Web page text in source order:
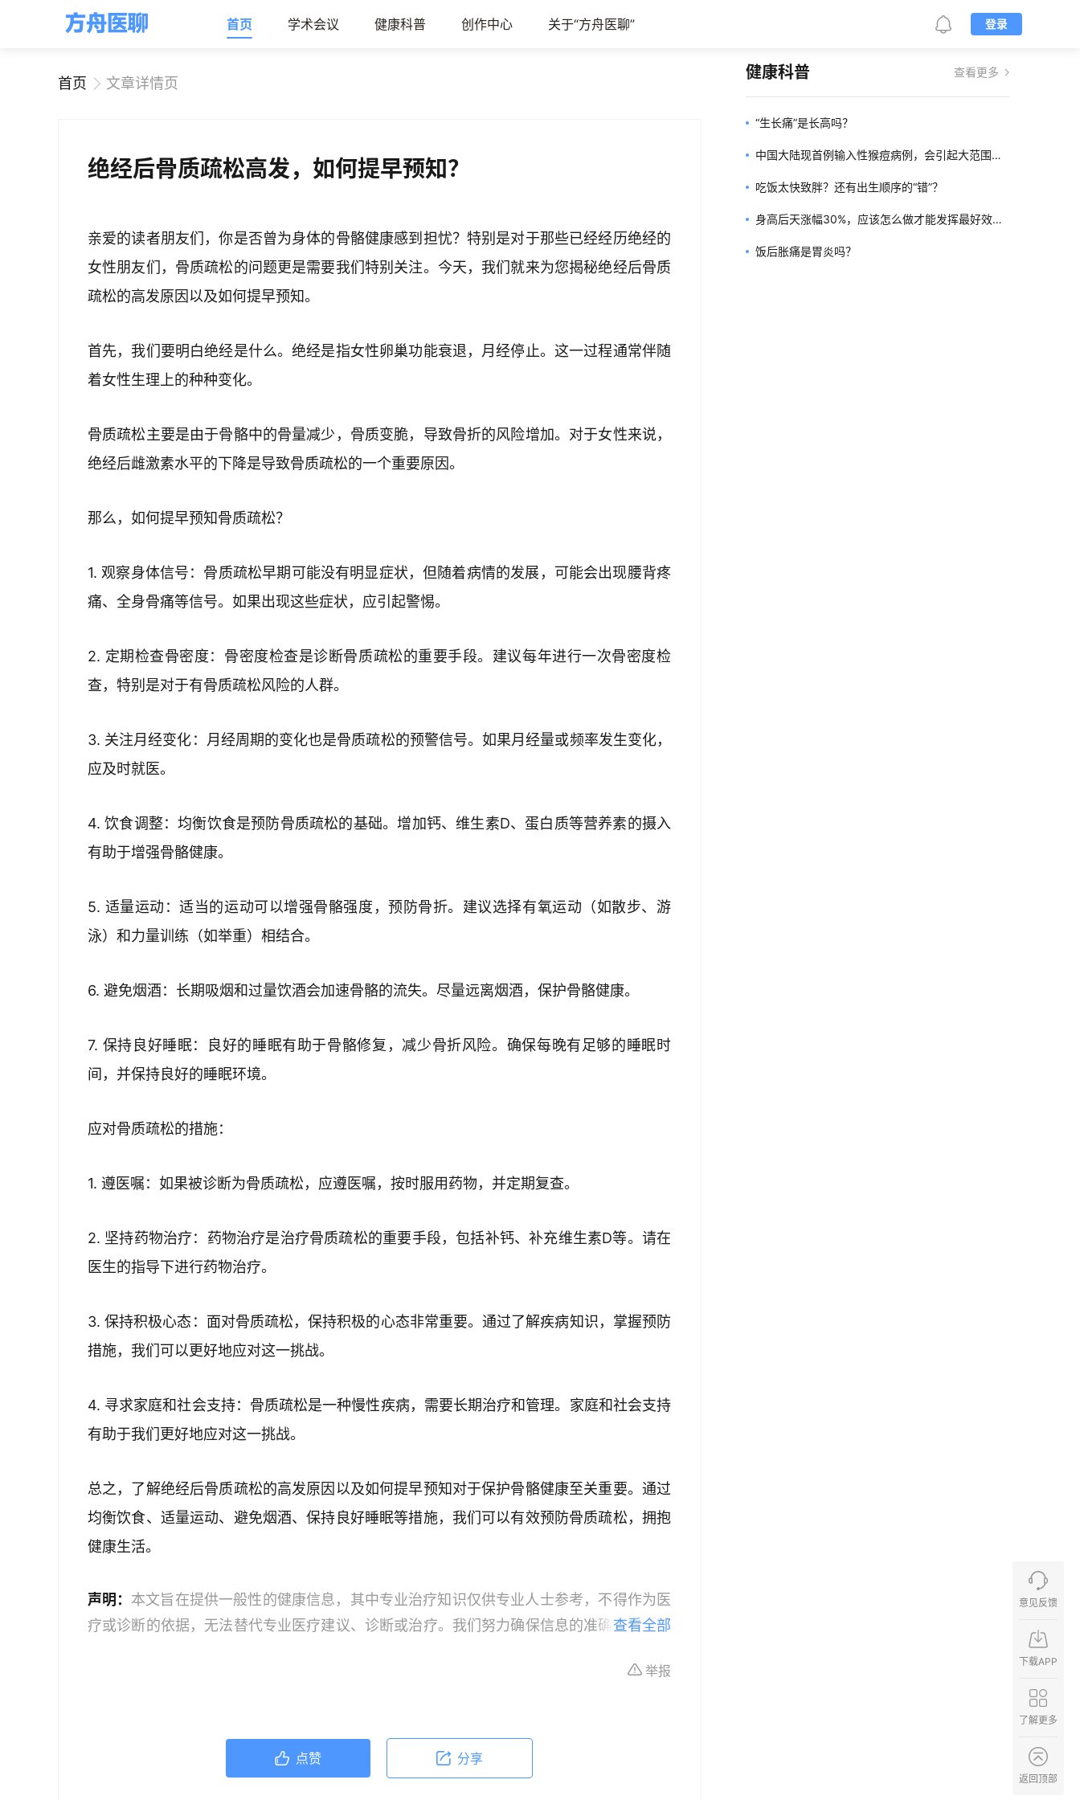
首页 学术会议 健康科普 创作中心 关于“方舟医聊” 登录
首页 文章详情页
绝经后骨质疏松高发，如何提早预知？
亲爱的读者朋友们，你是否曾为身体的骨骼健康感到担忧？特别是对于那些已经经历绝经的
女性朋友们，骨质疏松的问题更是需要我们特别关注。今天，我们就来为您揭秘绝经后骨质
疏松的高发原因以及如何提早预知。
首先，我们要明白绝经是什么。绝经是指女性卵巢功能衰退，月经停止。这一过程通常伴随
着女性生理上的种种变化。
骨质疏松主要是由于骨骼中的骨量减少，骨质变脆，导致骨折的风险增加。对于女性来说，
绝经后雌激素水平的下降是导致骨质疏松的一个重要原因。
那么，如何提早预知骨质疏松？
1. 观察身体信号：骨质疏松早期可能没有明显症状，但随着病情的发展，可能会出现腰背疼
痛、全身骨痛等信号。如果出现这些症状，应引起警惕。
2. 定期检查骨密度：骨密度检查是诊断骨质疏松的重要手段。建议每年进行一次骨密度检
查，特别是对于有骨质疏松风险的人群。
3. 关注月经变化：月经周期的变化也是骨质疏松的预警信号。如果月经量或频率发生变化，
应及时就医。
4. 饮食调整：均衡饮食是预防骨质疏松的基础。增加钙、维生素D、蛋白质等营养素的摄入
有助于增强骨骼健康。
5. 适量运动：适当的运动可以增强骨骼强度，预防骨折。建议选择有氧运动（如散步、游
泳）和力量训练（如举重）相结合。
6. 避免烟酒：长期吸烟和过量饮酒会加速骨骼的流失。尽量远离烟酒，保护骨骼健康。
7. 保持良好睡眠：良好的睡眠有助于骨骼修复，减少骨折风险。确保每晚有足够的睡眠时
间，并保持良好的睡眠环境。
应对骨质疏松的措施：
1. 遵医嘱：如果被诊断为骨质疏松，应遵医嘱，按时服用药物，并定期复查。
2. 坚持药物治疗：药物治疗是治疗骨质疏松的重要手段，包括补钙、补充维生素D等。请在
医生的指导下进行药物治疗。
3. 保持积极心态：面对骨质疏松，保持积极的心态非常重要。通过了解疾病知识，掌握预防
措施，我们可以更好地应对这一挑战。
4. 寻求家庭和社会支持：骨质疏松是一种慢性疾病，需要长期治疗和管理。家庭和社会支持
有助于我们更好地应对这一挑战。
总之，了解绝经后骨质疏松的高发原因以及如何提早预知对于保护骨骼健康至关重要。通过
均衡饮食、适量运动、避免烟酒、保持良好睡眠等措施，我们可以有效预防骨质疏松，拥抱
健康生活。
声明： 本文旨在提供一般性的健康信息，其中专业治疗知识仅供专业人士参考，不得作为医
疗或诊断的依据，无法替代专业医疗建议、诊断或治疗。我们努力确保信息的准确性，但本
策时，应咨询合格的医疗专业人员。对于依据本文内容采取的任何行动，本文作者、出版方
查看全部
举报
点赞 分享
健康科普 查看更多
“生长痛”是长高吗？
中国大陆现首例输入性猴痘病例，会引起大范围传
播吗？
吃饭太快致胖？还有出生顺序的“错”？
身高后天涨幅30%，应该怎么做才能发挥最好效
果？
饭后胀痛是胃炎吗？
意见反馈
下载APP
了解更多
返回顶部